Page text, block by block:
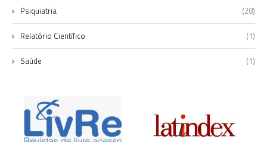
Psiquiatria (28)
Relatório Científico (1)
Saúde (1)